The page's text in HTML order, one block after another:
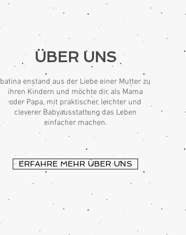
ÜBER UNS
batina enstand aus der Liebe einer Mutter zu
ihren Kindern und möchte dir, als Mama
oder Papa, mit praktischer, leichter und
cleverer Babyausstattung das Leben
einfacher machen.
ERFAHRE MEHR ÜBER UNS